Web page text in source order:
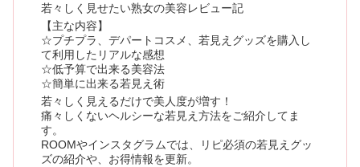
若々しく見せたい熟女の美容レビュー記
【主な内容】
☆プチプラ、デパートコスメ、若見えグッズを購入し
て利用したリアルな感想
☆低予算で出来る美容法
☆簡単に出来る若見え術
若々しく見えるだけで美人度が増す！
痛々しくないヘルシーな若見え方法をご紹介してま
す。
ROOMやインスタグラムでは、リピ必須の若見えグッ
ズの紹介や、お得情報を更新。